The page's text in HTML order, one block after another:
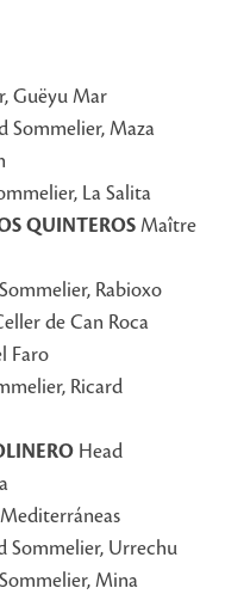
Guëyu Mar
Sommelier, Maza
La Salita
QUINTEROS Maître
Rabioxo
de Can Roca
Faro
Ricard
Head
Sommelier, Urrechu
Mina